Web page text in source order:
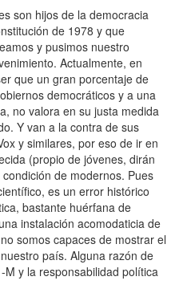
son hijos de la democracia
de 1978 y que
y pusimos nuestro
Actualmente, en
que un gran porcentaje de
democráticos y a una
no valora en su justa medida
Y van a la contra de sus
y similares, por eso de ir en
(propio de jóvenes, dirán
de modernos. Pues
es un error histórico
bastante huérfana de
instalación acomodaticia de
somos capaces de mostrar el
país. Alguna razón de
y la responsabilidad política